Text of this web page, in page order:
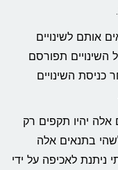
אותם לשינויים
השינויים תפורסם
השינויים
אלה יהיו תקפים רק
בתנאים אלה
ניתנת לאכיפה על ידי